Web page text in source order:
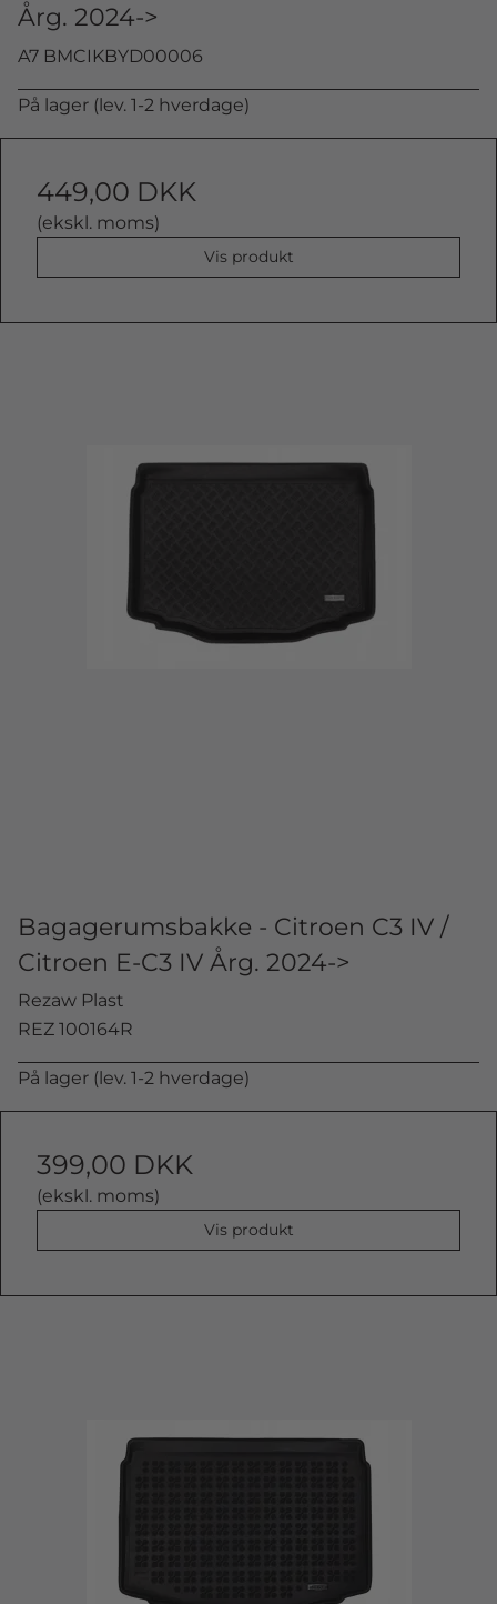
Årg. 2024->
A7 BMCIKBYD00006
På lager (lev. 1-2 hverdage)
449,00 DKK
(ekskl. moms)
Vis produkt
Bagagerumsbakke - Citroen C3 IV /
Citroen E-C3 IV Årg. 2024->
Rezaw Plast
REZ 100164R
På lager (lev. 1-2 hverdage)
399,00 DKK
(ekskl. moms)
Vis produkt